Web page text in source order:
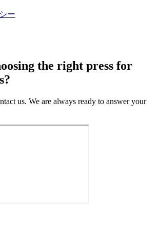
ー
the right press for
us. We are always ready to answer your